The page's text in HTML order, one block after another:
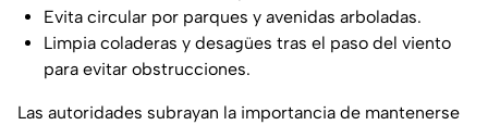
Evita circular por parques y avenidas arboladas.
Limpia coladeras y desagües tras el paso del viento
para evitar obstrucciones.
Las autoridades subrayan la importancia de mantenerse